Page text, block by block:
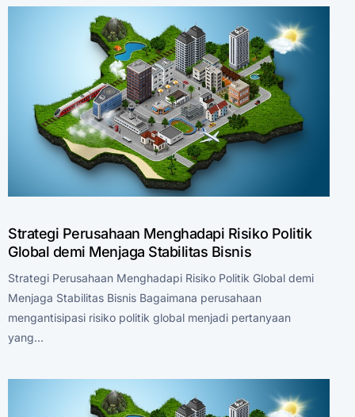
Strategi Perusahaan Menghadapi Risiko Politik
Global demi Menjaga Stabilitas Bisnis
Strategi Perusahaan Menghadapi Risiko Politik Global demi
Menjaga Stabilitas Bisnis Bagaimana perusahaan
mengantisipasi risiko politik global menjadi pertanyaan
yang…